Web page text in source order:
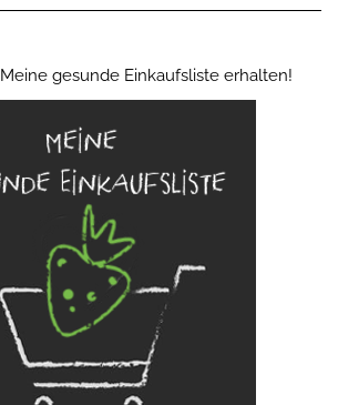
Meine gesunde Einkaufsliste erhalten!